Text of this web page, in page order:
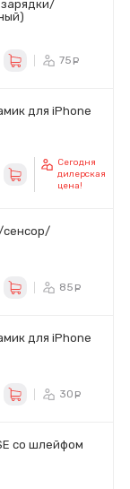
75
для iPhone
Сегодня
дилерская
цена!
сенсор/
85
для iPhone
30
со шлейфом